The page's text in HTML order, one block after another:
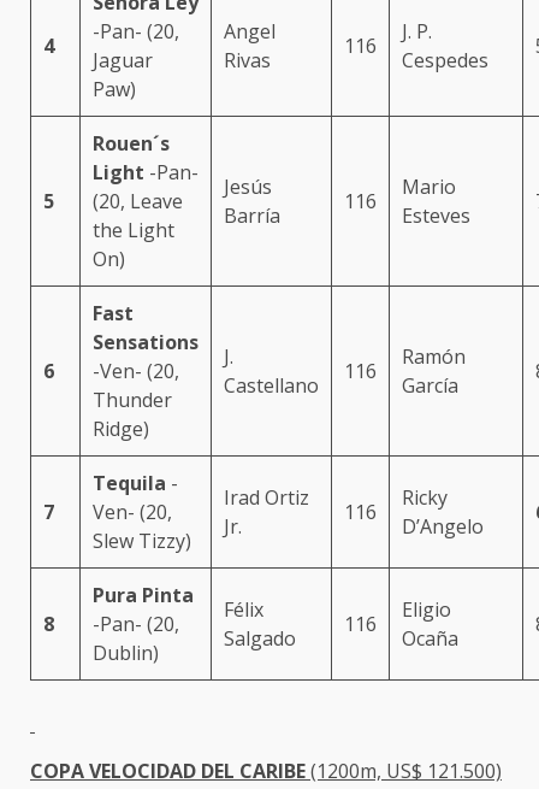
4
-Pan- (20,
Jaguar
Paw)
Angel
Rivas
116
J. P.
Cespedes
5
Rouen´s
Light -Pan-
(20, Leave
the Light
On)
Jesús
Barría
116
Mario
Esteves
6
Fast
Sensations
-Ven- (20,
Thunder
Ridge)
J.
Castellano
116
Ramón
García
7
Tequila -
Ven- (20,
Slew Tizzy)
Irad Ortiz
Jr.
116
Ricky
D’Angelo
8
Pura Pinta
-Pan- (20,
Dublin)
Félix
Salgado
116
Eligio
Ocaña
COPA VELOCIDAD DEL CARIBE(1200m, US$ 121.500)